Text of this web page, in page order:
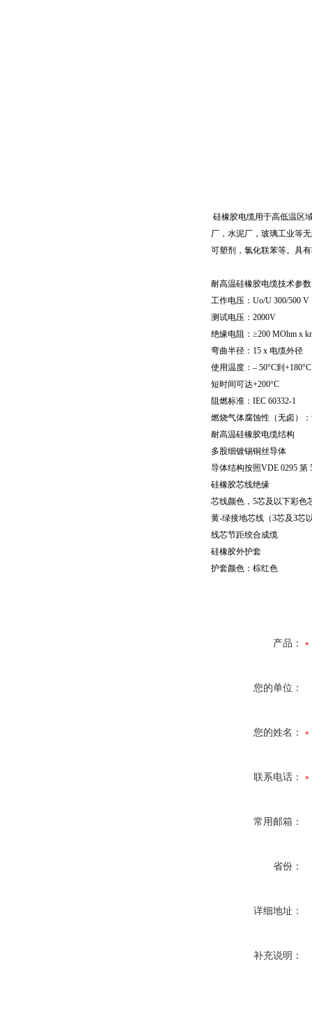
硅橡胶电缆用于高低温区
厂，水泥厂，玻璃工业等
可塑剂，氯化联苯等。具
耐高温硅橡胶电缆技术参数
工作电压： Uo/U 300/500 V
测试电压： 2000V
绝缘电阻：≥200 MOhm x
弯曲半径： 15 x 电缆外径
使用温度：– 50°C到 +180°C
短时间可达+200°C
阻燃标准： IEC 60332-1
燃烧气体腐蚀性（无卤）
耐高温硅橡胶电缆结构
多股细镀锡铜丝导体
导体结构按照VDE 0295 第
硅橡胶芯线绝缘
芯线颜色， 5芯及以下彩色
黄-绿接地芯线（3芯及3芯
线芯节距绞合成缆
硅橡胶外护套
护套颜色：棕红色
产品：
您的单位：
您的姓名：
联系电话：
常用邮箱：
省份：
详细地址：
补充说明：